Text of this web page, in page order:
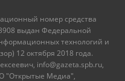
номер средства
выдан Федеральной
технологий и
12 октября 2018 года.
info@gazeta.spb.ru,
"Открытые Медиа",